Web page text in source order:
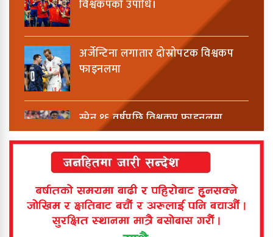
विश्वकपको उपाधि।
अर्जेन्टिना लगातार दोस्रोपटक विश्वकप
फाइनलमा
स्पेन १६ वर्षपछि विश्वकप फाइनलमा
विश्वकपमा अबको यात्रा यस्तो हुनेछ